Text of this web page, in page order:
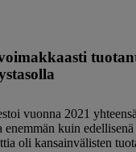
vuonna 2021
enemmän kuin
oli kansainvälisten